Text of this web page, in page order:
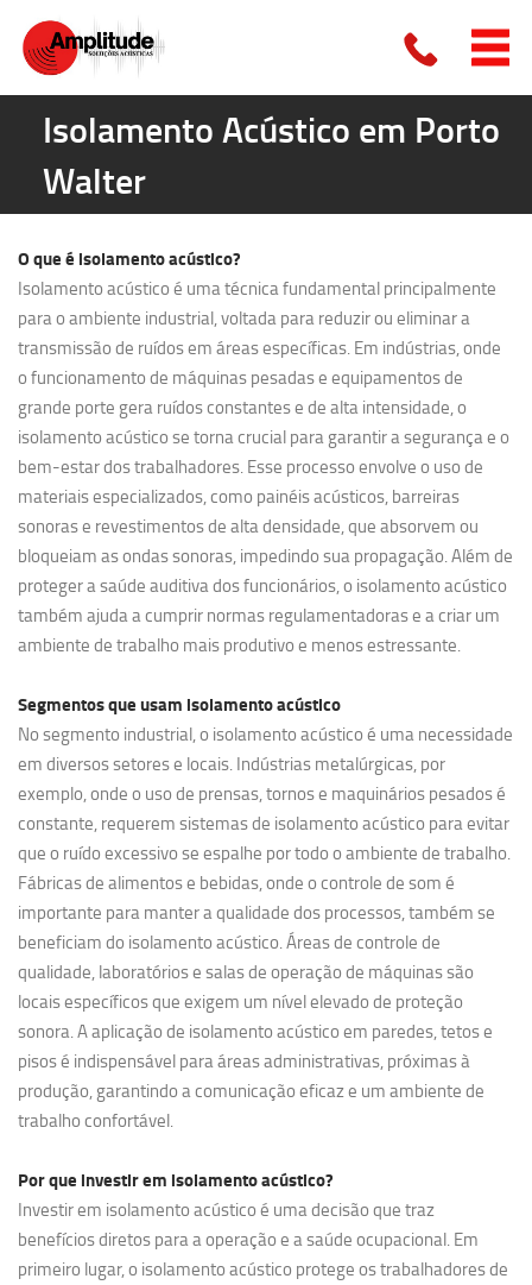
Isolamento Acústico em Porto
Walter
O que é isolamento acústico?
Isolamento acústico é uma técnica fundamental principalmente
para o ambiente industrial, voltada para reduzir ou eliminar a
transmissão de ruídos em áreas específicas. Em indústrias, onde
o funcionamento de máquinas pesadas e equipamentos de
grande porte gera ruídos constantes e de alta intensidade, o
isolamento acústico se torna crucial para garantir a segurança e o
bem-estar dos trabalhadores. Esse processo envolve o uso de
materiais especializados, como painéis acústicos, barreiras
sonoras e revestimentos de alta densidade, que absorvem ou
bloqueiam as ondas sonoras, impedindo sua propagação. Além de
proteger a saúde auditiva dos funcionários, o isolamento acústico
também ajuda a cumprir normas regulamentadoras e a criar um
ambiente de trabalho mais produtivo e menos estressante.
Segmentos que usam isolamento acústico
No segmento industrial, o isolamento acústico é uma necessidade
em diversos setores e locais. Indústrias metalúrgicas, por
exemplo, onde o uso de prensas, tornos e maquinários pesados é
constante, requerem sistemas de isolamento acústico para evitar
que o ruído excessivo se espalhe por todo o ambiente de trabalho.
Fábricas de alimentos e bebidas, onde o controle de som é
importante para manter a qualidade dos processos, também se
beneficiam do isolamento acústico. Áreas de controle de
qualidade, laboratórios e salas de operação de máquinas são
locais específicos que exigem um nível elevado de proteção
sonora. A aplicação de isolamento acústico em paredes, tetos e
pisos é indispensável para áreas administrativas, próximas à
produção, garantindo a comunicação eficaz e um ambiente de
trabalho confortável.
Por que investir em isolamento acústico?
Investir em isolamento acústico é uma decisão que traz
benefícios diretos para a operação e a saúde ocupacional. Em
primeiro lugar, o isolamento acústico protege os trabalhadores de